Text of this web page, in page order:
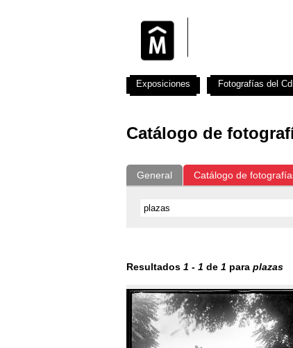
Catálogo de
General Catálogo de
Resultados 1 - 1 de 1 para plazas
Exposiciones Fotografías del